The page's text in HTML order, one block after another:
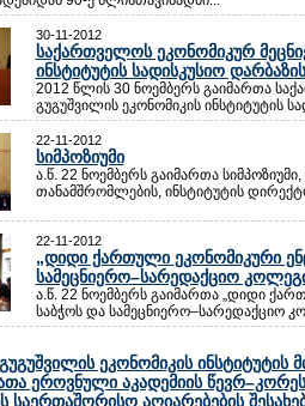
30-11-2012
საქართველოს ეკონომიკურ
ინსტიტუტის სადისკუსიო
2012 წლის 30 ნოემბერს გაიმართა
გუგუშვილის ეკონომიკის ინსტიტუტის
22-11-2012
სიმპოზიუმი
ა.წ. 22 ნოემბერს გაიმართა
თანამშრომლების, ინსტიტუტის
22-11-2012
„დიდი ქართული ეკონომიკური
სამეცნიერო–სარედაქციო
ა.წ. 22 ნოემბერს გაიმართა „დიდი
საბჭოს და სამეცნიერო–სარედაქციო
ეკონომიკის
ეროვნული აკადემიის
საერთაშორისო აღიარებების